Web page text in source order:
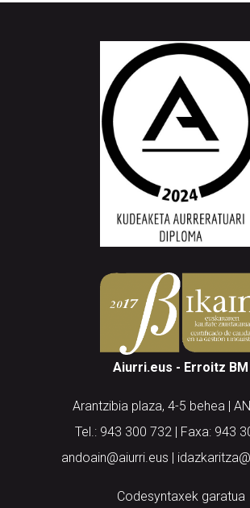
Aiurri.eus - Erroitz BM
Arantzibia plaza, 4-5 behea |
Tel.: 943 300 732 | Faxa: 943
andoain@aiurri.eus |
Codesyntaxek garatua